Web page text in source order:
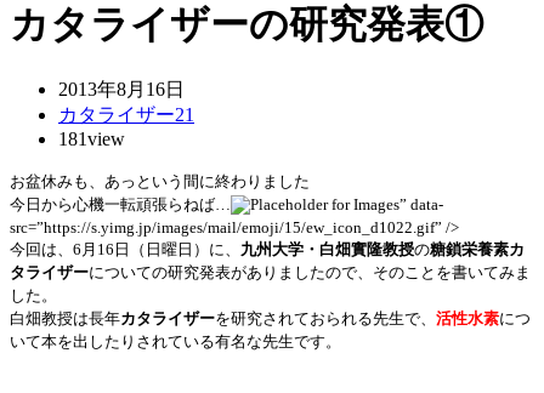
カタライザーの研究発表①
2013年8月16日
カタライザー21
181view
お盆休みも、あっという間に終わりました
今日から心機一転頑張らねば…
” data-
src=”https://s.yimg.jp/images/mail/emoji/15/ew_icon_d1022.gif” />
今回は、6 月 16 日（日曜日）に、 九州大学・白畑實隆教授の糖鎖栄養素カ
タライザーについての研究発表がありましたので、そのことを書いてみま
した。
白畑教授は長年カタライザーを研究されておられる先生で、 活性水素につ
いて本を出したりされている有名な先生です。